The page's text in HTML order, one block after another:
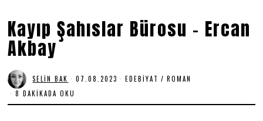
Kayıp Şahıslar Bürosu – Ercan
Akbay
SELIN BAK 07.08.2023 0
0
EDEBIYAT / ROMAN
8 DAKIKADA OKU